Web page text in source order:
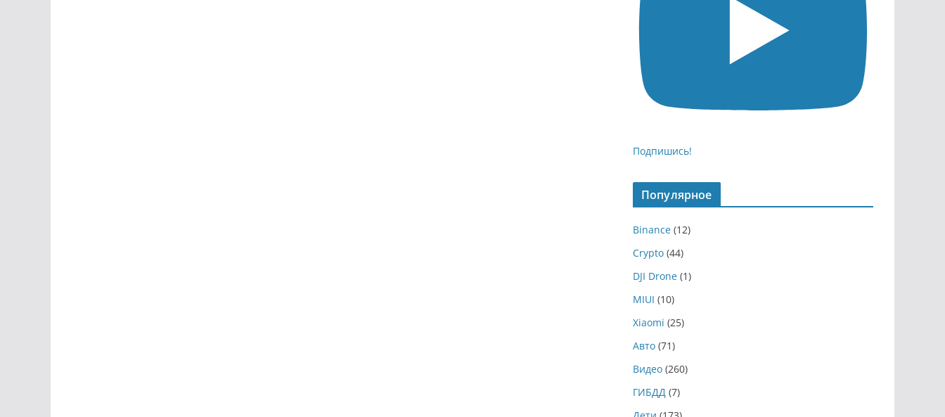
Подпишись!
Популярное
Binance (12)
Crypto (44)
DJI Drone (1)
MIUI (10)
Xiaomi (25)
Авто (71)
Видео (260)
ГИБДД (7)